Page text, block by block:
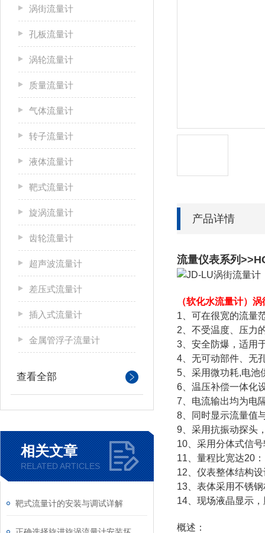
涡街流量计
孔板流量计
涡轮流量计
质量流量计
气体流量计
转子流量计
液体流量计
靶式流量计
旋涡流量计
齿轮流量计
超声波流量计
差压式流量计
插入式流量计
金属管浮子流量计
查看全部
相关文章
RELATED ARTICLES
靶式流量计的安装与调试详解
产品详情
流量仪表系列
（软化水流量计）
1、可在很宽的流量
2、不受温度、压力
3、安全防爆，适用
4、无可动部件、无
5、采用微功耗,电池
6、温压补偿一体化
7、电流输出均为电
8、同时显示流量值
9、采用抗振动探头
10、采用分体式信
11、量程比宽达20
12、仪表整体结构
13、表体采用不锈
14、现场液晶显示
概述：